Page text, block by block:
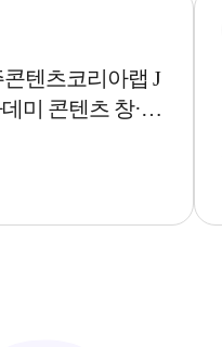
콘텐츠코리아랩 J
미 콘텐츠 창·제